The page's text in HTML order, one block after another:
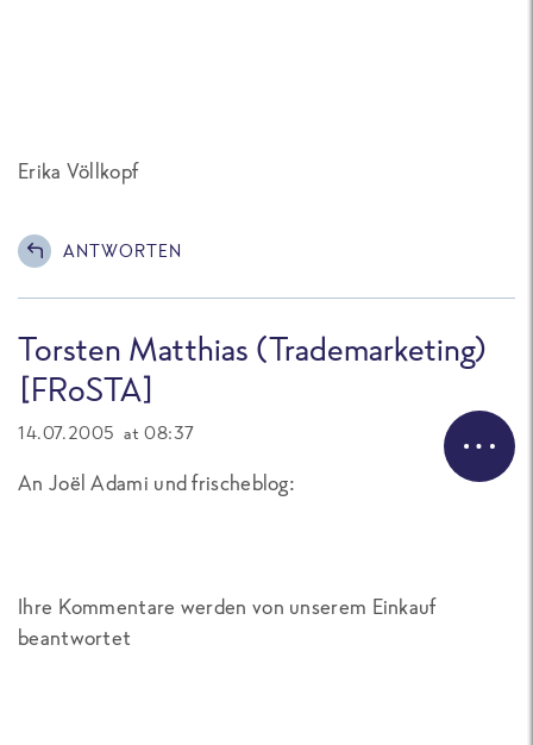
Erika Völlkopf
ANTWORTEN
Torsten Matthias (Trademarketing)
[FRoSTA]
14.07.2005 at 08:37
An Joël Adami und frischeblog:
Ihre Kommentare werden von unserem Einkauf
beantwortet